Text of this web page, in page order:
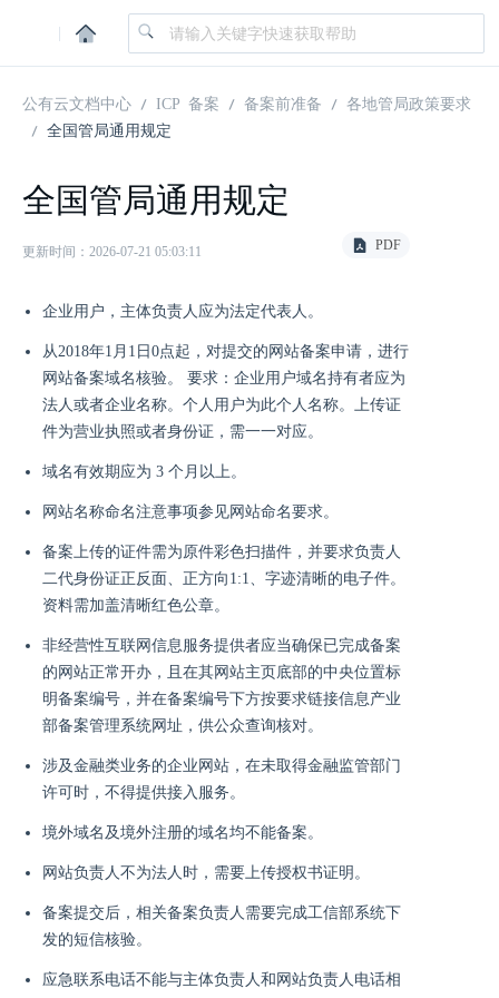
|
公有云文档中心 ICP 备案 备案前准备
各地管局政策要求
全国管局通用规定
全国管局通用规定
更新时间：2026-07-21 05:03:11 PDF
企业用户，主体负责人应为法定代表人。
从2018年1月1日0点起，对提交的网站备案申请，进行
网站备案域名核验。 要求：企业用户域名持有者应为
法人或者企业名称。个人用户为此个人名称。上传证
件为营业执照或者身份证，需一一对应。
域名有效期应为 3 个月以上。
网站名称命名注意事项参见网站命名要求。
备案上传的证件需为原件彩色扫描件，并要求负责人
二代身份证正反面、正方向1:1、字迹清晰的电子件。
资料需加盖清晰红色公章。
非经营性互联网信息服务提供者应当确保已完成备案
的网站正常开办，且在其网站主页底部的中央位置标
明备案编号，并在备案编号下方按要求链接信息产业
部备案管理系统网址，供公众查询核对。
涉及金融类业务的企业网站，在未取得金融监管部门
许可时，不得提供接入服务。
境外域名及境外注册的域名均不能备案。
网站负责人不为法人时，需要上传授权书证明。
备案提交后，相关备案负责人需要完成工信部系统下
发的短信核验。
应急联系电话不能与主体负责人和网站负责人电话相